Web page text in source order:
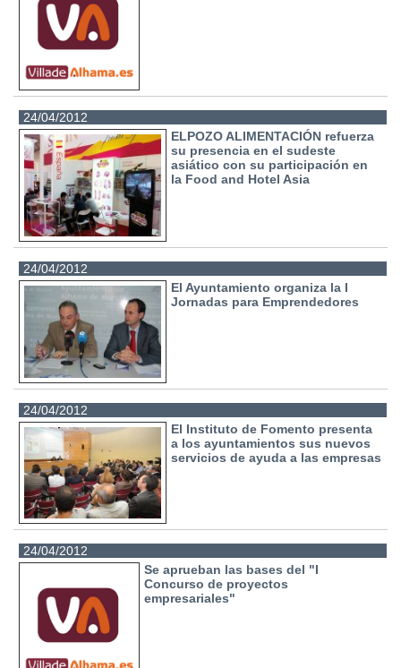
24/04/2012
ELPOZO ALIMENTACIÓN refuerza
su presencia en el sudeste
asiático con su participación en
la Food and Hotel Asia
24/04/2012
El Ayuntamiento organiza la I
Jornadas para Emprendedores
24/04/2012
El Instituto de Fomento presenta
a los ayuntamientos sus nuevos
servicios de ayuda a las empresas
24/04/2012
Se aprueban las bases del "I
Concurso de proyectos
empresariales"